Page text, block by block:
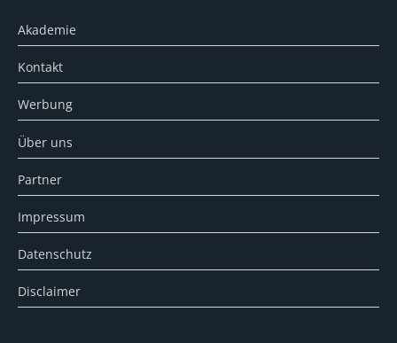
Akademie
Kontakt
Werbung
Über uns
Partner
Impressum
Datenschutz
Disclaimer